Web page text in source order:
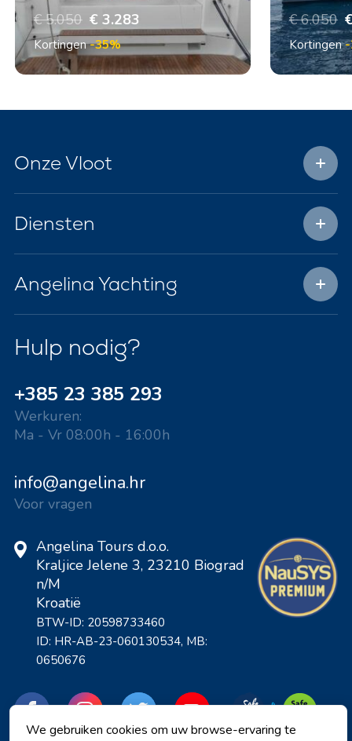
€ 5.050 € 3.283
Kortingen-35%
€ 6.050
Kortingen-
Onze Vloot
Diensten
Angelina Yachting
Hulp nodig?
+385 23 385 293
Werkuren:
Ma - Vr 08:00h - 16:00h
info@angelina.hr
Voor vragen
Angelina Tours d.o.o.
Kraljice Jelene 3, 23210 Biograd
n/M
Kroatië
BTW-ID: 20598733460
ID: HR-AB-23-060130534, MB:
0650676
We gebruiken cookies om uw browse-ervaring te